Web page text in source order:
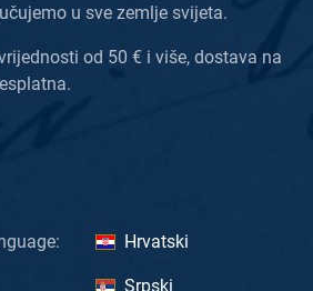
u sve zemlje svijeta.
od 50 € i više, dostava na
Hrvatski
Srpski